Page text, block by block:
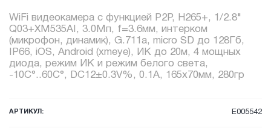
WiFi видеокамера с функцией P2P, H265+, 1/2.8"
Q03+XM535AI, 3.0Мп, f=3.6мм, интерком
(микрофон, динамик), G.711a, micro SD до 128Гб,
IP66, iOS, Android (xmeye), ИК до 20м, 4 мощных
диода, режим ИК и режим белого света,
-10C°..60C°, DC12±0.3V%, 0.1А, 165x70мм, 280гр
АРТИКУЛ: E005542